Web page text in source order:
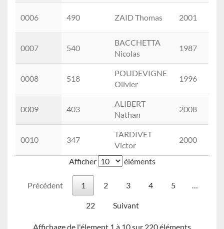
0006 490 ZAID Thomas 2001
0007 540
BACCHETTA
Nicolas
1987
0008 518
POUDEVIGNE
Olivier
1996
0009 403
ALIBERT
Nathan
2008
0010 347
TARDIVET
Victor
2000
Afficher éléments
Précédent 1 2 3 4 5 …
22 Suivant
Affichage de l'élement 1 à 10 sur 220 éléments